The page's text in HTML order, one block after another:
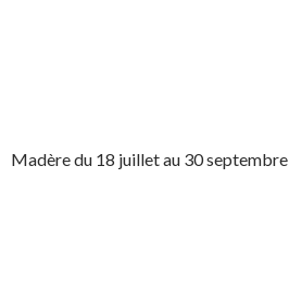
Madère du 18 juillet au 30 septembre